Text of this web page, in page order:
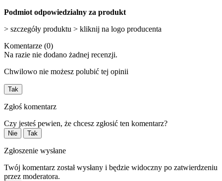
Podmiot odpowiedzialny za produkt
> szczegóły produktu > kliknij na logo producenta
Komentarze (0)
Na razie nie dodano żadnej recenzji.
Chwilowo nie możesz polubić tej opinii
Tak
Zgłoś komentarz
Czy jesteś pewien, że chcesz zgłosić ten komentarz?
Nie Tak
Zgłoszenie wysłane
Twój komentarz został wysłany i będzie widoczny po zatwierdzeniu
przez moderatora.